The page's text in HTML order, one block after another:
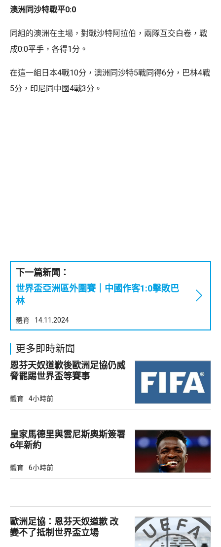
澳洲同沙特戰平0:0
同組的澳洲在主場，對戰沙特阿拉伯，兩隊互交白卷，戰
成0:0平手，各得1分。
在這一組日本4戰10分，澳洲同沙特5戰同得6分，巴林4戰
5分，印尼同中國4戰3分。
下一篇新聞：
世界盃亞洲區外圍賽｜中國作客1:0擊敗巴
林
體育 14.11.2024
更多即時新聞
恩芬天奴道歉後歐洲足協仍威
脅罷踢世界盃等賽事
體育 4小時前
皇家馬德里與雲尼斯奧斯簽署
6年新約
體育 6小時前
歐洲足協：恩芬天奴道歉 改
變不了抵制世界盃立場